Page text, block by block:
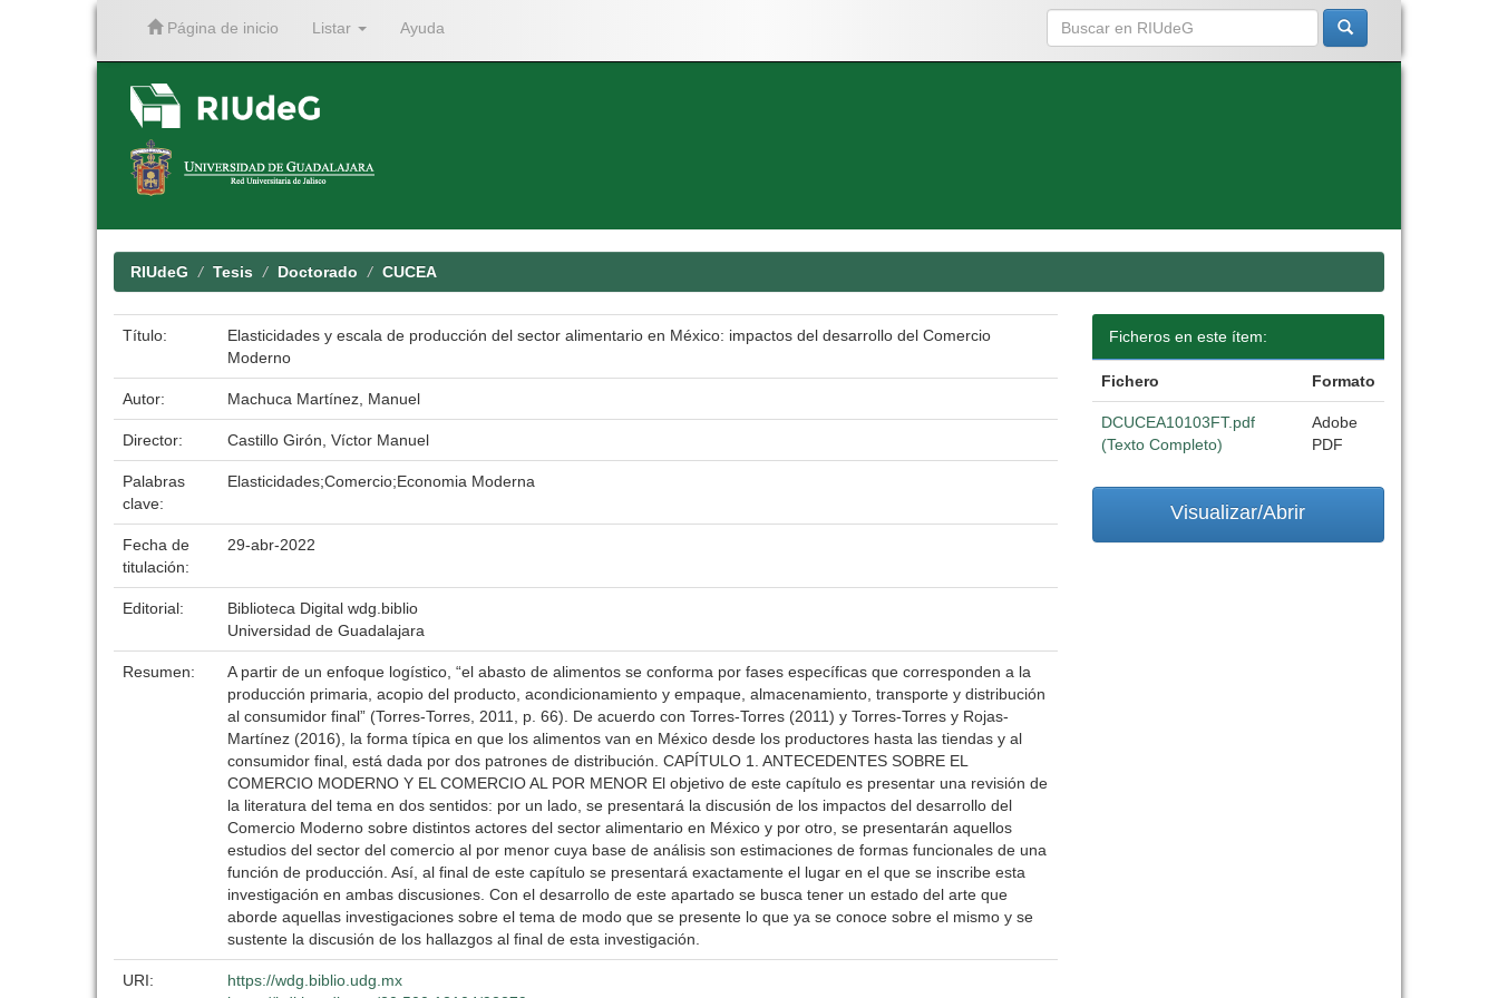
Página de inicio Listar Ayuda
RIUdeG Tesis Doctorado CUCEA
Título:
Elasticidades y escala de producción del sector alimentario en México: impactos del desarrollo del Comercio
Moderno
Autor: Machuca Martínez, Manuel
Director: Castillo Girón, Víctor Manuel
Palabras
clave:
Elasticidades;Comercio;Economia Moderna
Fecha de
titulación:
29-abr-2022
Editorial:
Biblioteca Digital wdg.biblio
Universidad de Guadalajara
Resumen:
A partir de un enfoque logístico, “el abasto de alimentos se conforma por fases específicas que corresponden a la
producción primaria, acopio del producto, acondicionamiento y empaque, almacenamiento, transporte y distribución
al consumidor final” (Torres-Torres, 2011, p. 66). De acuerdo con Torres-Torres (2011) y Torres-Torres y Rojas-
Martínez (2016), la forma típica en que los alimentos van en México desde los productores hasta las tiendas y al
consumidor final, está dada por dos patrones de distribución. CAPÍTULO 1. ANTECEDENTES SOBRE EL
COMERCIO MODERNO Y EL COMERCIO AL POR MENOR El objetivo de este capítulo es presentar una revisión de
la literatura del tema en dos sentidos: por un lado, se presentará la discusión de los impactos del desarrollo del
Comercio Moderno sobre distintos actores del sector alimentario en México y por otro, se presentarán aquellos
estudios del sector del comercio al por menor cuya base de análisis son estimaciones de formas funcionales de una
función de producción. Así, al final de este capítulo se presentará exactamente el lugar en el que se inscribe esta
investigación en ambas discusiones. Con el desarrollo de este apartado se busca tener un estado del arte que
aborde aquellas investigaciones sobre el tema de modo que se presente lo que ya se conoce sobre el mismo y se
sustente la discusión de los hallazgos al final de esta investigación.
URI:
https://wdg.biblio.udg.mx
Ficheros en este ítem:
Fichero Formato
DCUCEA10103FT.pdf
(Texto Completo)
Adobe
PDF
Visualizar/Abrir